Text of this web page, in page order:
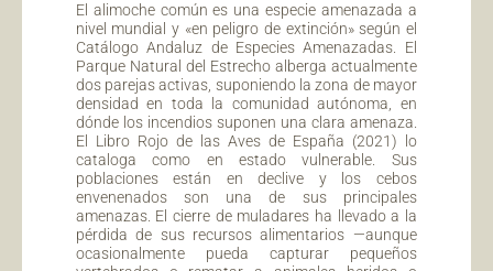
El alimoche común es una especie amenazada a
nivel mundial y «en peligro de extinción» según el
Catálogo Andaluz de Especies Amenazadas. El
Parque Natural del Estrecho alberga actualmente
dos parejas activas, suponiendo la zona de mayor
densidad en toda la comunidad autónoma, en
dónde los incendios suponen una clara amenaza.
El Libro Rojo de las Aves de España (2021) lo
cataloga como en estado vulnerable. Sus
poblaciones están en declive y los cebos
envenenados son una de sus principales
amenazas. El cierre de muladares ha llevado a la
pérdida de sus recursos alimentarios —aunque
ocasionalmente pueda capturar pequeños